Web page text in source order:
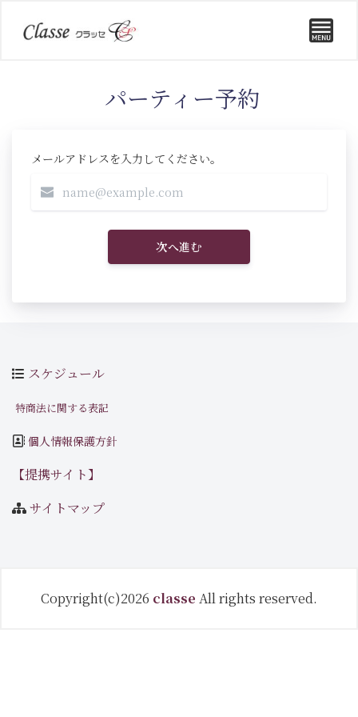
パーティー予約
メールアドレスを入力してください。
次へ進む
スケジュール
特商法に関する表記
個人情報保護方針
【提携サイト】
サイトマップ
Copyright(c)2026 classe All rights reserved.